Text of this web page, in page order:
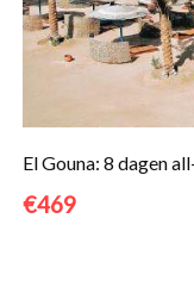
El Gouna: 8 dagen
€469